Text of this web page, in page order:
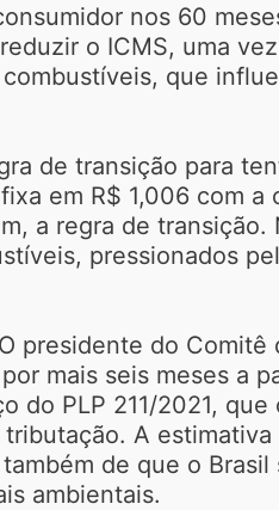
nos 60
o ICMS, uma
que
de transição para
em R$ 1,006 com a
a regra de transição.
pressionados
presidente do Comitê
mais seis meses a
do PLP 211/2021, que
A
de que o Brasil
ambientais.